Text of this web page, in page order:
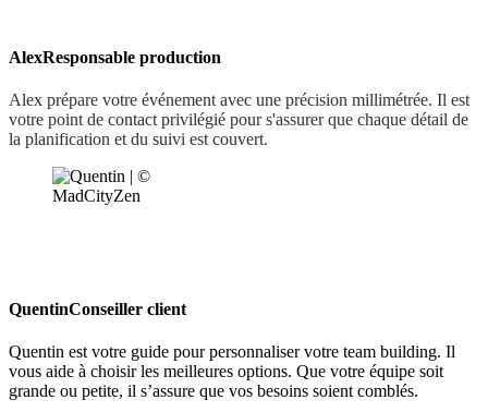
AlexResponsable production
Alex prépare votre événement avec une précision millimétrée. Il est
votre point de contact privilégié pour s'assurer que chaque détail de
la planification et du suivi est couvert.
QuentinConseiller client
Quentin est votre guide pour personnaliser votre team building. Il
vous aide à choisir les meilleures options. Que votre équipe soit
grande ou petite, il s’assure que vos besoins soient comblés.